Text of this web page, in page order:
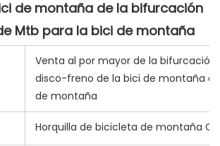
de montaña de la bifurcación
Venta al por mayor de la
disco-freno de la bici de montaña
de montaña
Horquilla de bicicleta de montaña